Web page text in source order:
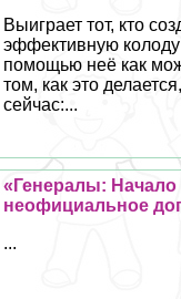
Выиграет тот, кто
эффективную колоду
помощью неё как
том, как это
сейчас:...
«Генералы:
неофициальное
...